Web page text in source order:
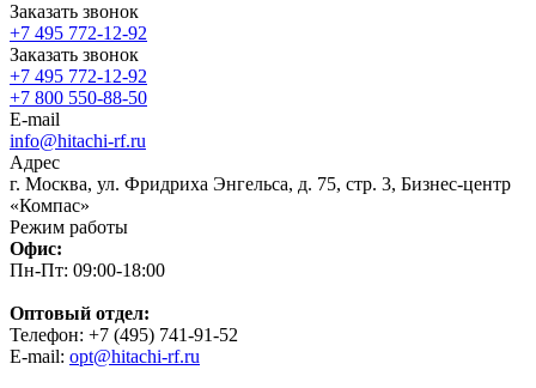
Заказать звонок
+7 495 772-12-92
Заказать звонок
+7 495 772-12-92
+7 800 550-88-50
E-mail
info@hitachi-rf.ru
Адрес
г. Москва, ул. Фридриха Энгельса, д. 75, стр. 3, Бизнес-центр
«Компас»
Режим работы
Офис:
Пн-Пт: 09:00-18:00
Оптовый отдел:
Телефон: +7 (495) 741-91-52
E-mail: opt@hitachi-rf.ru